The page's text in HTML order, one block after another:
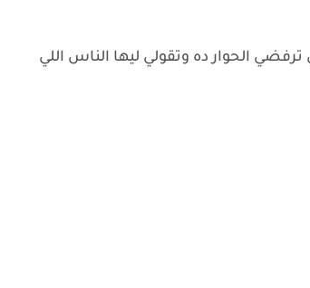
الحوار ده وتقولي ليها الناس اللي